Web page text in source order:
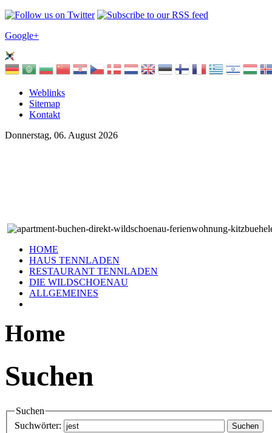
Google+
Weblinks
Sitemap
Kontakt
Donnerstag, 06. August 2026
HOME
HAUS TENNLADEN
RESTAURANT TENNLADEN
DIE WILDSCHOENAU
ALLGEMEINES
Home
Suchen
Suchen
Suchwörter:
Suchen